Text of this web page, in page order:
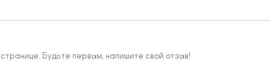
Будьте первым, напишите свой отзыв!